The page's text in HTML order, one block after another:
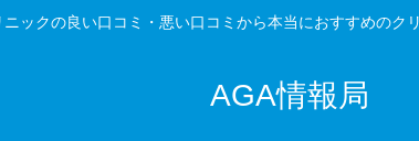
ニックの良い口コミ・悪い口コミから本当におすすめのク
AGA情報局